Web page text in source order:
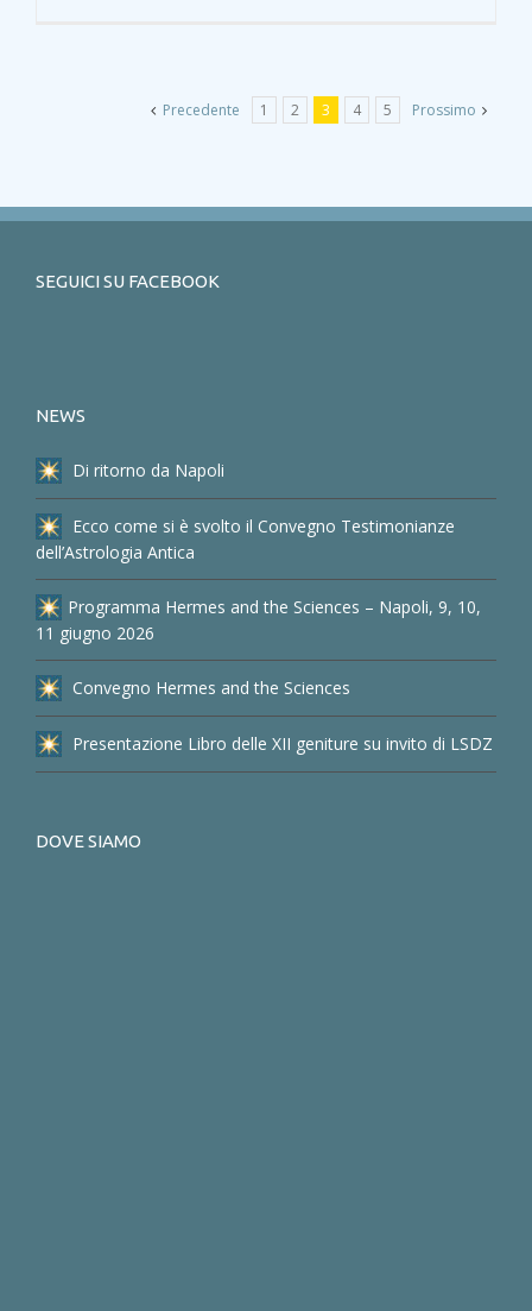
Precedente 1 2 3 4 5 Prossimo
SEGUICI SU FACEBOOK
NEWS
Di ritorno da Napoli
Ecco come si è svolto il Convegno Testimonianze
dell’Astrologia Antica
Programma Hermes and the Sciences – Napoli, 9, 10,
11 giugno 2026
Convegno Hermes and the Sciences
Presentazione Libro delle XII geniture su invito di LSDZ
DOVE SIAMO